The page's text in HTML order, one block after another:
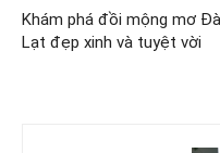
Khám phá đồi mộng mơ Đà
Lạt đẹp xinh và tuyệt vời